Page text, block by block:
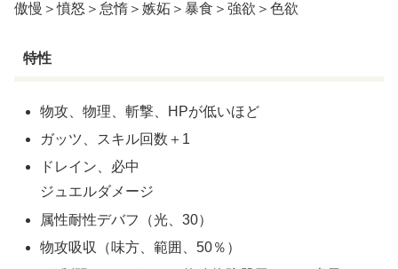
傲慢＞憤怒＞怠惰＞嫉妬＞暴食＞強欲＞色欲
特性
物攻、物理、斬撃、HPが低いほど
ガッツ、スキル回数＋1
ドレイン、必中
ジュエルダメージ
属性耐性デバフ（光、30）
物攻吸収（味方、範囲、50％）